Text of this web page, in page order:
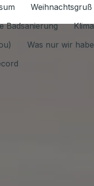
Datenschutz 1.6.2026
Weihnachtsgruß
Badsanierung
Was nur wir